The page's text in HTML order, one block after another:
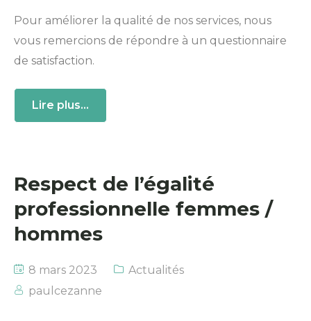
Pour améliorer la qualité de nos services, nous
vous remercions de répondre à un questionnaire
de satisfaction.
Lire plus...
Respect de l’égalité
professionnelle femmes /
hommes
8 mars 2023
Actualités
paulcezanne